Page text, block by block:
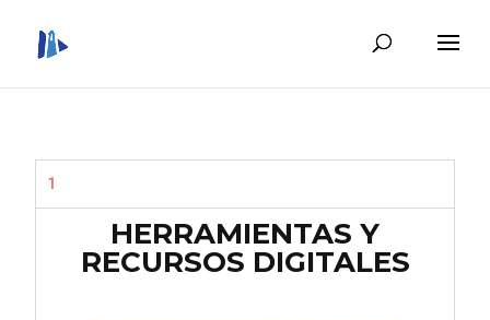
1
HERRAMIENTAS Y
RECURSOS DIGITALES